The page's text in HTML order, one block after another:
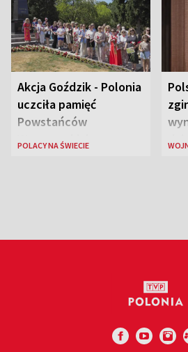
Akcja Goździk - Polonia
uczciła pamięć
Powstańców
Warszawskich
POLACY NA ŚWIECIE